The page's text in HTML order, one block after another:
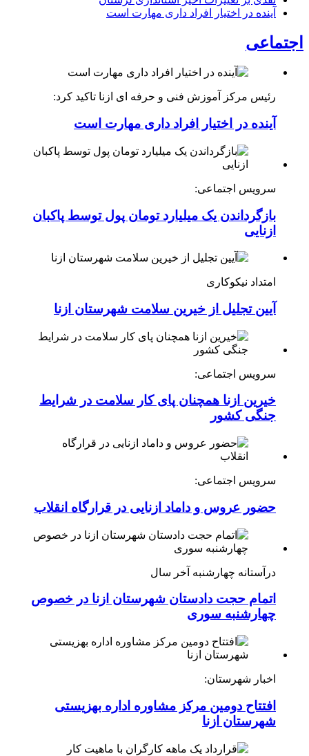
آینده در اختیار افراد داری مهارت است
اجتماعی
رئیس مرکز آموزش فنی و حرفه ای ازنا تاکید کرد:
آینده در اختیار افراد داری مهارت است
سرویس اجتماعی:
بازگرداندن یک میلیارد تومان پول توسط پاکبان
ازنایی
امتداد نیکوکاری
آیین تجلیل از خیرین سلامت شهرستان ازنا
سرویس اجتماعی:
خیرین ازنا همچنان پای کار سلامت در شرایط
جنگی کشور
سرویس اجتماعی:
حضور عروس و داماد ازنایی در قرارگاه انقلاب
درآستانه چهارشنبه آخر سال
اتمام حجت دادستان شهرستان ازنا در خصوص
چهارشنبه ‌سوری
اخبار شهرستان:
افتتاح دومین مرکز مشاوره اداره بهزیستی
شهرستان ازنا